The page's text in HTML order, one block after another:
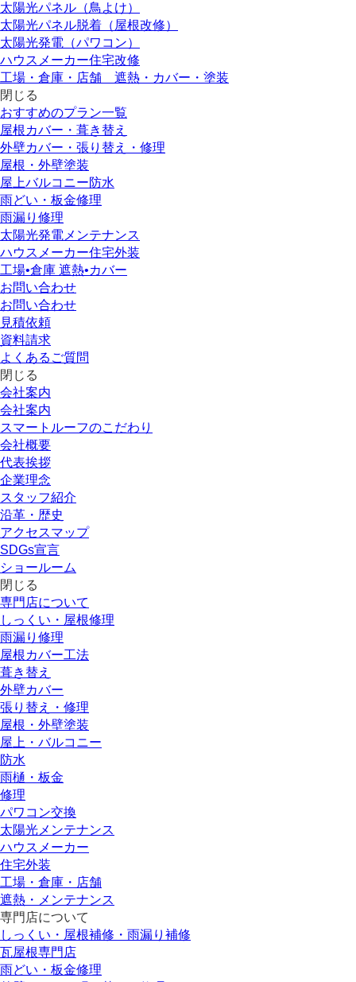
太陽光パネル（鳥よけ）
太陽光パネル脱着（屋根改修）
太陽光発電（パワコン）
ハウスメーカー住宅改修
工場・倉庫・店舗 遮熱・カバー・塗装
閉じる
おすすめのプラン一覧
屋根カバー・葺き替え
外壁カバー・張り替え・修理
屋根・外壁塗装
屋上バルコニー防水
雨どい・板金修理
雨漏り修理
太陽光発電メンテナンス
ハウスメーカー住宅外装
工場•倉庫 遮熱•カバー
お問い合わせ
お問い合わせ
見積依頼
資料請求
よくあるご質問
閉じる
会社案内
会社案内
スマートルーフのこだわり
会社概要
代表挨拶
企業理念
スタッフ紹介
沿革・歴史
アクセスマップ
SDGs宣言
ショールーム
閉じる
専門店について
しっくい・屋根修理
雨漏り修理
屋根カバー工法
葺き替え
外壁カバー
張り替え・修理
屋根・外壁塗装
屋上・バルコニー
防水
雨樋・板金
修理
パワコン交換
太陽光メンテナンス
ハウスメーカー
住宅外装
工場・倉庫・店舗
遮熱・メンテナンス
専門店について
しっくい・屋根補修・雨漏り補修
瓦屋根専門店
雨どい・板金修理